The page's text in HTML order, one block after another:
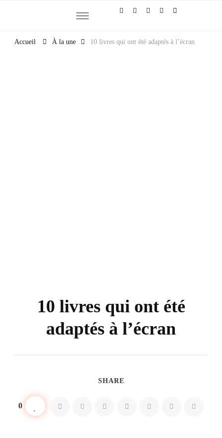
Et si la culture générale devenait ta meilleure alliée
Accueil À la une 10 livres qui ont été adaptés à l’écran
10 livres qui ont été
adaptés à l’écran
SHARE
0